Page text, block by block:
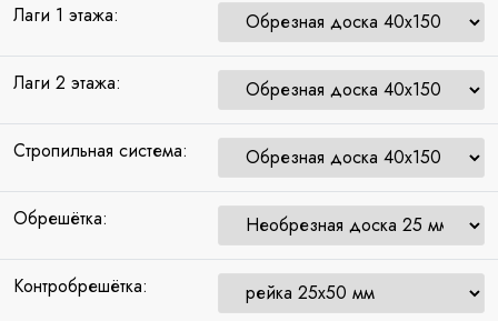
Лаги 1 этажа:
Лаги 2 этажа:
Стропильная система:
Обрешётка:
Контробрешётка: